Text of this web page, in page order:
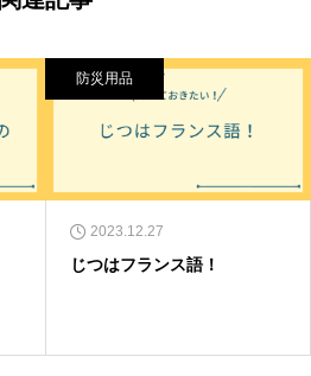
防災用品
2023.12.27
じつはフランス語！